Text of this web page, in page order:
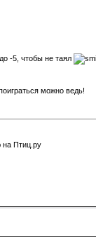
-5, чтобы не таял
можно ведь!
на Птиц.ру